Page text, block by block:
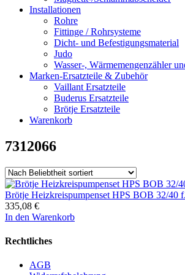
Installationen
Rohre
Fittinge / Rohrsysteme
Dicht- und Befestigungsmaterial
Judo
Wasser-, Wärmemengenzähler
Marken-Ersatzteile & Zubehör
Vaillant Ersatzteile
Buderus Ersatzteile
Brötje Ersatzteile
Warenkorb
7312066
Brötje Heizkreispumpenset HPS BOB 32/40
335,08 €
In den Warenkorb
Rechtliches
AGB